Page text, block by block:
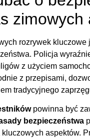
zimowych
rozrywek kluczowe
Policja
z użyciem
z przepisami,
tradycyjnego
powinna być
bezpieczeństwa
aspektów.